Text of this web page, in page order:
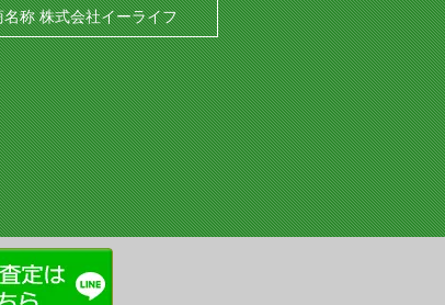
名称 株式会社イーライフ